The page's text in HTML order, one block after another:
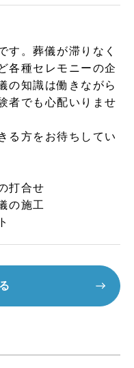
す。葬儀が滞りなく
各種セレモニーの企
の知識は働きながら
者でも心配いりませ
る方をお待ちしてい
打合せ
の施工